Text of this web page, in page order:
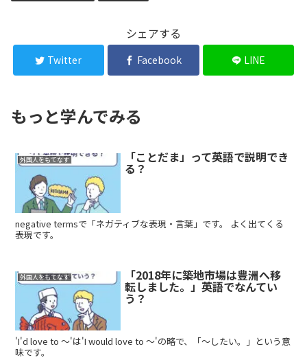
シェアする
Twitter Facebook LINE
もっと学んでみる
外国人をもてなす 「ことだま」って英語で説明でき
る？
negative termsで「ネガティブな表現・言葉」です。 よく出てくる
表現です。
外国人をもてなす 「2018年に築地市場は豊洲へ移
転しました。」英語でなんてい
う？
'I'd love to 〜'は'I would love to 〜'の略で、「〜したい。」という意
味です。